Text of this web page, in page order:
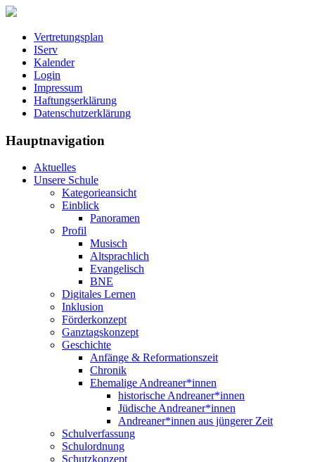
Vertretungsplan
IServ
Kalender
Login
Impressum
Haftungserklärung
Datenschutzerklärung
Hauptnavigation
Aktuelles
Unsere Schule
Kategorieansicht
Einblick
Panoramen
Profil
Musisch
Altsprachlich
Evangelisch
BNE
Digitales Lernen
Inklusion
Förderkonzept
Ganztagskonzept
Geschichte
Anfänge & Reformationszeit
Chronik
Ehemalige Andreaner*innen
historische Andreaner*innen
Jüdische Andreaner*innen
Andreaner*innen aus jüngerer Zeit
Schulverfassung
Schulordnung
Schutzkonzept